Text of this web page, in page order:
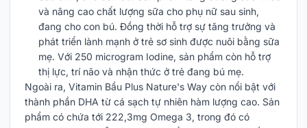
và nâng cao chất lượng sữa cho phụ nữ sau sinh,
đang cho con bú. Đồng thời hỗ trợ sự tăng trưởng và
phát triển lành mạnh ở trẻ sơ sinh được nuôi bằng sữa
mẹ. Với 250 microgram Iodine, sản phẩm còn hỗ trợ
thị lực, trí não và nhận thức ở trẻ đang bú mẹ.
Ngoài ra, Vitamin Bầu Plus Nature's Way còn nổi bật với
thành phần DHA từ cá sạch tự nhiên hàm lượng cao. Sản
phẩm có chứa tới 222,3mg Omega 3, trong đó có